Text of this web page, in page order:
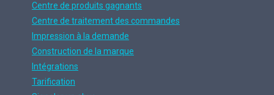
Centre de produits gagnants
Centre de traitement des commandes
Impression à la demande
Construction de la marque
Intégrations
Tarification